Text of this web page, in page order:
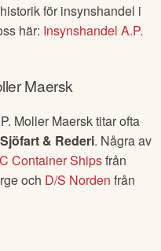
för insynshandel i
här: InsynshandelA.P.
Maersk
Moller Maersktitar ofta
Sjöfart & Rederi. Några av
Container Shipsfrån
och D/S Norden från